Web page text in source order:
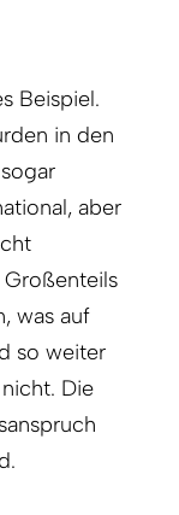
Beispiel.
in den
aber
was auf
so weiter
Die